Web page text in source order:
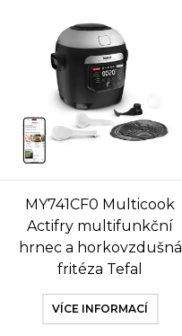
MY741CF0 Multicook
Actifry multifunkční
hrnec a horkovzdušná
fritéza Tefal
VÍCE INFORMACÍ